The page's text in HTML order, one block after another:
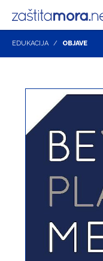
EDUKACIJA OBJAVE